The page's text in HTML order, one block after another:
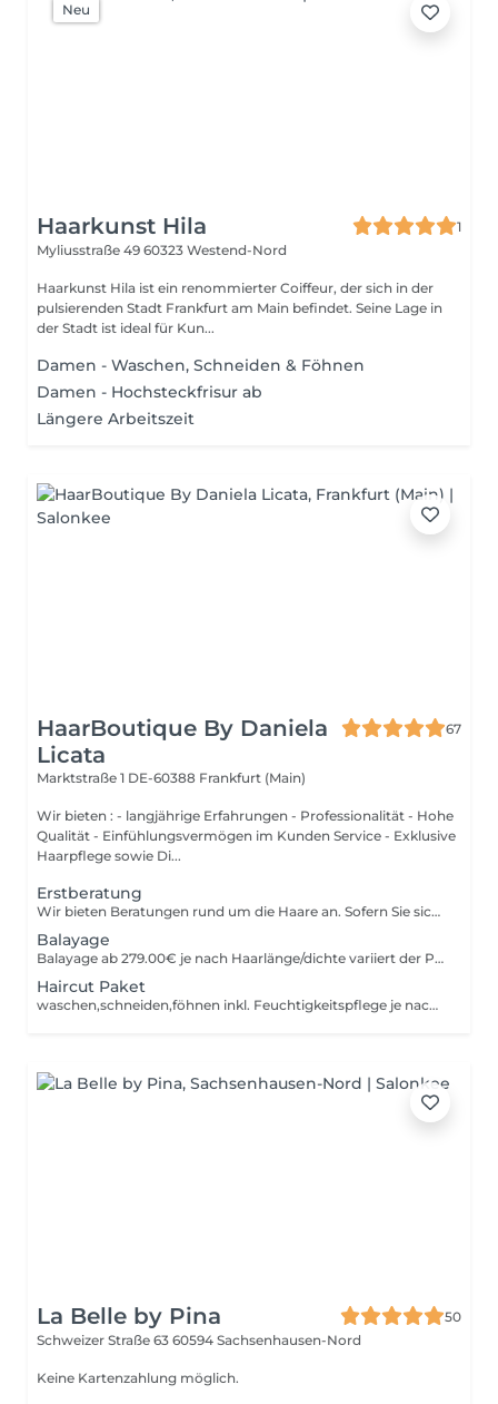
Neu
Haarkunst Hila
1
Myliusstraße 49 60323 Westend-Nord
Haarkunst Hila ist ein renommierter Coiffeur, der sich in der
pulsierenden Stadt Frankfurt am Main befindet. Seine Lage in
der Stadt ist ideal für Kun...
Damen - Waschen, Schneiden & Föhnen
Damen - Hochsteckfrisur ab
Längere Arbeitszeit
HaarBoutique By Daniela
Licata
67
Marktstraße 1 DE-60388 Frankfurt (Main)
Wir bieten : - langjährige Erfahrungen - Professionalität - Hohe
Qualität - Einfühlungsvermögen im Kunden Service - Exklusive
Haarpflege sowie Di...
Erstberatung
Wir bieten Beratungen rund um die Haare an. Sofern Sie sich entscheiden, die Veränderung bei uns zu machen, werden Ihnen die 20€ auf Ihre Rechnung verbucht.
Balayage
Balayage ab 279.00€ je nach Haarlänge/dichte variiert der Preis. Termin Vereinbarung nach Beratung im Salon.
Haircut Paket
waschen,schneiden,föhnen inkl. Feuchtigkeitspflege je nach Haarlänge
La Belle by Pina
50
Schweizer Straße 63 60594 Sachsenhausen-Nord
Keine Kartenzahlung möglich.